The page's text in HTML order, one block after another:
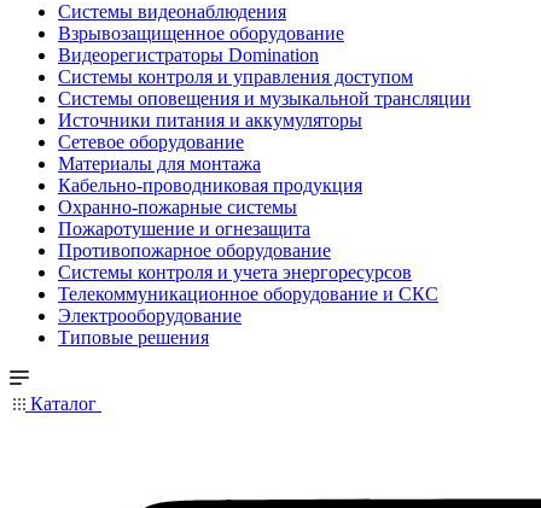
Системы видеонаблюдения
Взрывозащищенное оборудование
Видеорегистраторы Domination
Системы контроля и управления доступом
Системы оповещения и музыкальной трансляции
Источники питания и аккумуляторы
Сетевое оборудование
Материалы для монтажа
Кабельно-проводниковая продукция
Охранно-пожарные системы
Пожаротушение и огнезащита
Противопожарное оборудование
Системы контроля и учета энергоресурсов
Телекоммуникационное оборудование и СКС
Электрооборудование
Типовые решения
Каталог